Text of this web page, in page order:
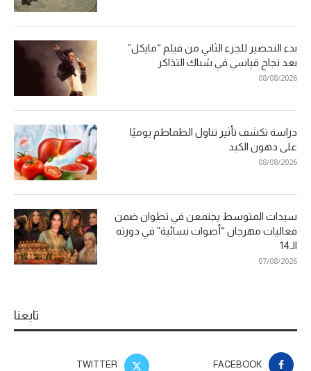
بدء التحضير للجزء الثاني من فيلم “مايكل”
بعد نجاح قياسي في شباك التذاكر
08/08/2026
دراسة تكشف تأثير تناول الطماطم يوميًا
على دهون الكبد
08/08/2026
سيدات المتوسط يجتمعن في تطوان ضمن
فعاليات مهرجان “أصوات نسائية” في دورته
الـ14
07/08/2026
تابعنا
FACEBOOK
TWITTER